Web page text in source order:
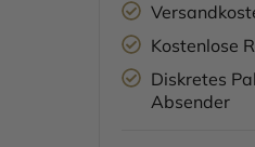
Kostenlose
Diskretes
Absender